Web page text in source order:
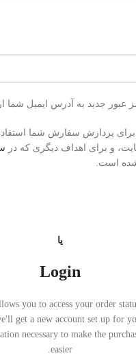
عبور جدید به آدرس ایمیل شما
پردازش سفارش شما استفاده
و برای اهداف دیگری که در
است.
یا
Login
you to access your order
get a new account set up for
necessary to make the
easier.